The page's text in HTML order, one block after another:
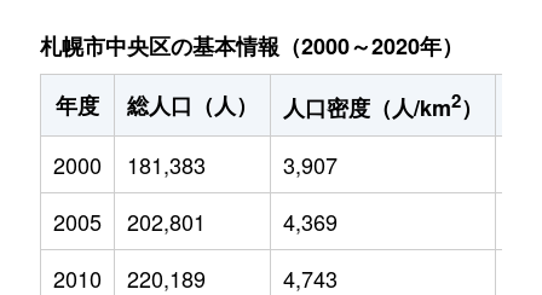
札幌市中央区の基本情報（2000～2020年）
年度
総人口（人） 人口密度（人/km2）
2000
181,383 3,907
2005
202,801 4,369
2010
220,189 4,743